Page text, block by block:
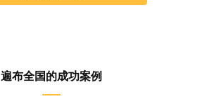
遍布全国的成功案例